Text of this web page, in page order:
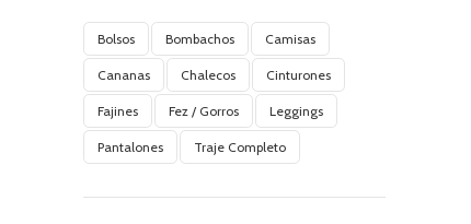
Bolsos Bombachos Camisas
Cananas Chalecos Cinturones
Fajines Fez / Gorros Leggings
Pantalones Traje Completo